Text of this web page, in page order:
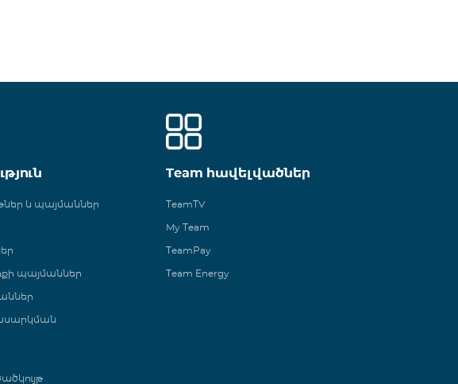
և պայմաններ
պայմաններ
Team հավելվածներ
TeamTV
My Team
TeamPay
Team Energy